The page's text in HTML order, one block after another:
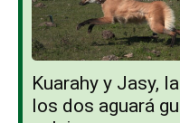
Kuarahy y Jasy,
los dos aguará